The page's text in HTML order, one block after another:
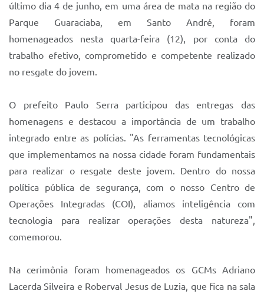
Quadra Fiscal
Sistema Colab
último dia 4 de junho, em uma área de mata na região do
Parque Guaraciaba, em Santo André, foram
homenageados nesta quarta-feira (12), por conta do
trabalho efetivo, comprometido e competente realizado
no resgate do jovem.
O prefeito Paulo Serra participou das entregas das
homenagens e destacou a importância de um trabalho
integrado entre as polícias. "As ferramentas tecnológicas
que implementamos na nossa cidade foram fundamentais
para realizar o resgate deste jovem. Dentro do nossa
política pública de segurança, com o nosso Centro de
Operações Integradas (COI), aliamos inteligência com
tecnologia para realizar operações desta natureza",
comemorou.
Na cerimônia foram homenageados os GCMs Adriano
Lacerda Silveira e Roberval Jesus de Luzia, que fica na sala